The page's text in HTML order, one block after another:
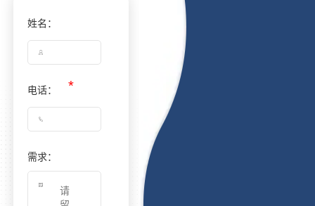
姓名：
电话：
需求：